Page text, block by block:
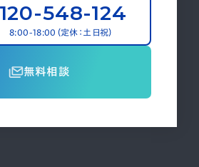
548-124
8:00-18:00（定休：土日祝）
無料相談